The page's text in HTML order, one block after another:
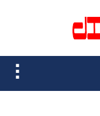
TOGGLE
SIDEBAR